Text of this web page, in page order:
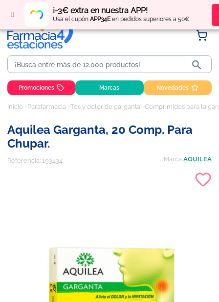
¡-3€ extra en nuestra APP!
Usa el cupón APP34Een pedidos superiores a 50€
Regístratey obtén puntos por tus compras

Promociones Marcas Novedades
Inicio Parafarmacia Tos y dolor de garganta Comprimidos para la
Aquilea Garganta, 20 Comp. Para
Chupar.
Referencia: 193434 Marca AQUILEA